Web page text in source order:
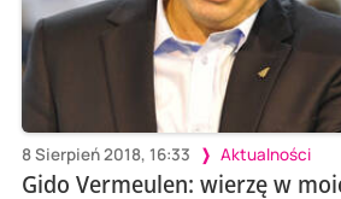
8 Sierpień 2018, 16:33 Aktualności
Gido Vermeulen: wierzę w